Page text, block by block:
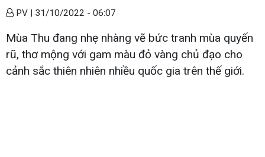
PV | 31/10/2022 - 06:07
Mùa Thu đang nhẹ nhàng vẽ bức tranh mùa quyến
rũ, thơ mộng với gam màu đỏ vàng chủ đạo cho
cảnh sắc thiên nhiên nhiều quốc gia trên thế giới.